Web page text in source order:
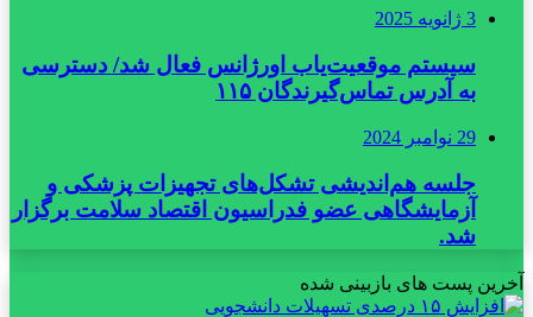
3 ژانویه 2025
سیستم موقعیت‌یاب اورژانس فعال شد/ دسترسی
به آدرس تماس‌گیرندگان ۱۱۵
29 نوامبر 2024
جلسه هم‌اندیشی تشکل‌های تجهیزات پزشکی و
آزمایشگاهی عضو فدراسیون اقتصاد سلامت برگزار
شد.
آخرین پست های بازبینی شده